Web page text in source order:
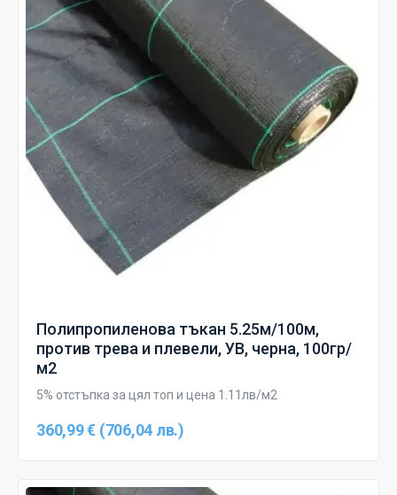
Полипропиленова тъкан 5.25м/100м,
против трева и плевели, УВ, черна, 100гр/
м2
5% отстъпка за цял топ и цена 1.11лв/м2
360,99 € (706,04 лв.)